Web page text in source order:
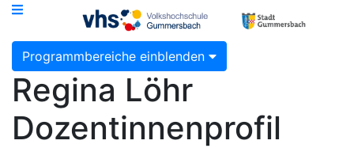
Programmbereiche einblenden
Regina Löhr
Dozentinnenprofil